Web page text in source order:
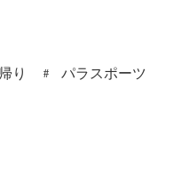
り
パラスポーツ